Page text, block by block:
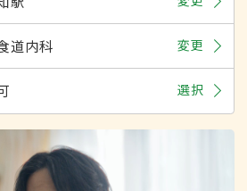
道内科 変更
選択